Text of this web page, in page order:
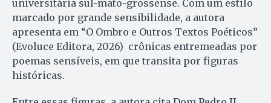
universitária sul-mato-grossense. Com um estilo
marcado por grande sensibilidade, a autora
apresenta em “O Ombro e Outros Textos Poéticos”
(Evoluce Editora, 2026) crônicas entremeadas por
poemas sensíveis, em que transita por figuras
históricas.